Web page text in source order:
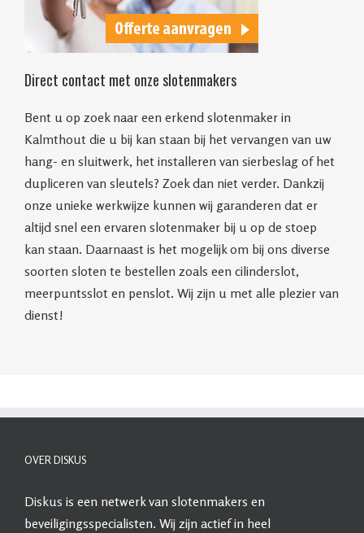
Direct contact met onze slotenmakers
Bent u op zoek naar een erkend slotenmaker in
Kalmthout die u bij kan staan bij het vervangen van uw
hang- en sluitwerk, het installeren van sierbeslag of het
dupliceren van sleutels? Zoek dan niet verder. Dankzij
onze unieke werkwijze kunnen wij garanderen dat er
altijd snel een ervaren slotenmaker bij u op de stoep
kan staan. Daarnaast is het mogelijk om bij ons diverse
soorten sloten te bestellen zoals een cilinderslot,
meerpuntsslot en penslot. Wij zijn u met alle plezier van
dienst!
OVER DISKUS
Diskus is een netwerk van slotenmakers en
beveiligingsspecialisten. Wij zijn actief in heel